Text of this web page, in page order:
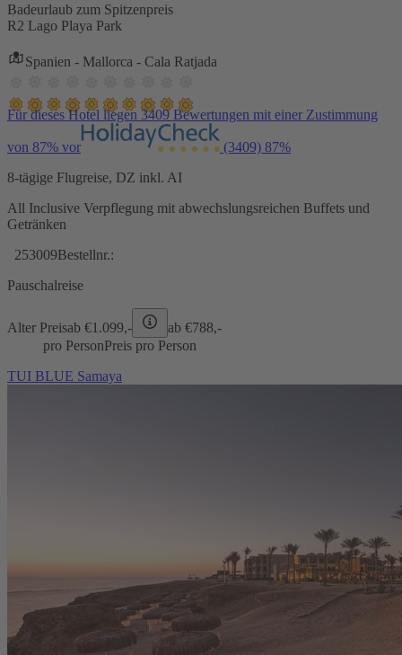
Badeurlaub zum Spitzenpreis
R2 Lago Playa Park
Spanien - Mallorca - Cala Ratjada
Für dieses Hotel liegen 3409 Bewertungen mit einer Zustimmung
von 87% vor (3409) 87%
8-tägige Flugreise, DZ inkl. AI
All Inclusive Verpflegung mit abwechslungsreichen Buffets und
Getränken
253009Bestellnr.:
Pauschalreise
Alter Preisab €1.099,- ab €788,-
pro PersonPreis pro Person
TUI BLUE Samaya